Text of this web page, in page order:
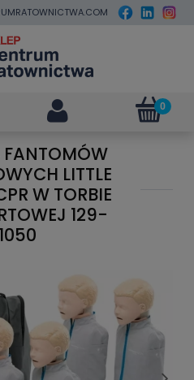
FANTOMÓW
LITTLE
W TORBIE
129-